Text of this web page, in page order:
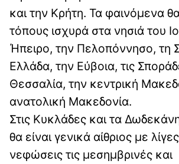
και την Κρήτη. Τα φαινόμενα
τόπους ισχυρά στα νησιά του
Ήπειρο, την Πελοπόννησο, τη
Ελλάδα, την Εύβοια, τις
Θεσσαλία, την κεντρική
ανατολική Μακεδονία.
Στις Κυκλάδες και τα
θα είναι γενικά αίθριος με
νεφώσεις τις μεσημβρινές και